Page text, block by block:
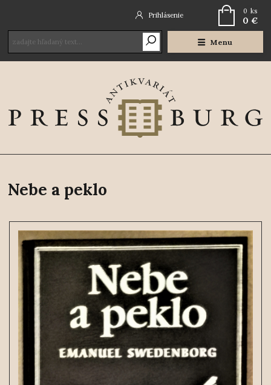
Menu
Prihlásenie 0 ks
0 €
Nebe a peklo